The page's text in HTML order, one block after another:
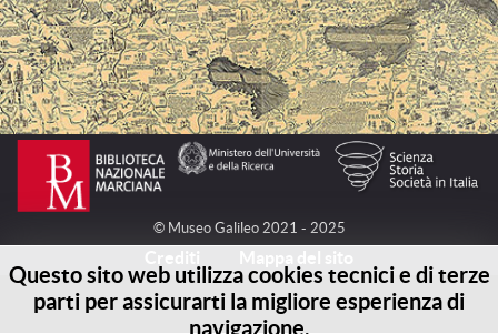
© Museo Galileo 2021 - 2025
Questo sito web utilizza cookies tecnici e di terze
parti per assicurarti la migliore esperienza di
navigazione.